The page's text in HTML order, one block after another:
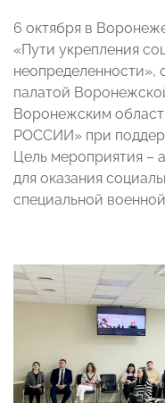
6 октября в
«Пути укрепления
неопределенности»,
палатой
Воронежским
РОССИИ» при
Цель мероприятия –
для оказания
специальной